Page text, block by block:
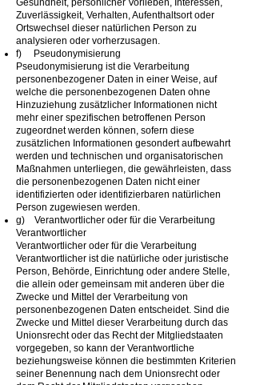
Gesundheit, persönlicher Vorlieben, Interessen,
Zuverlässigkeit, Verhalten, Aufenthaltsort oder
Ortswechsel dieser natürlichen Person zu
analysieren oder vorherzusagen.
f) Pseudonymisierung
Pseudonymisierung ist die Verarbeitung
personenbezogener Daten in einer Weise, auf
welche die personenbezogenen Daten ohne
Hinzuziehung zusätzlicher Informationen nicht
mehr einer spezifischen betroffenen Person
zugeordnet werden können, sofern diese
zusätzlichen Informationen gesondert aufbewahrt
werden und technischen und organisatorischen
Maßnahmen unterliegen, die gewährleisten, dass
die personenbezogenen Daten nicht einer
identifizierten oder identifizierbaren natürlichen
Person zugewiesen werden.
g) Verantwortlicher oder für die Verarbeitung
Verantwortlicher
Verantwortlicher oder für die Verarbeitung
Verantwortlicher ist die natürliche oder juristische
Person, Behörde, Einrichtung oder andere Stelle,
die allein oder gemeinsam mit anderen über die
Zwecke und Mittel der Verarbeitung von
personenbezogenen Daten entscheidet. Sind die
Zwecke und Mittel dieser Verarbeitung durch das
Unionsrecht oder das Recht der Mitgliedstaaten
vorgegeben, so kann der Verantwortliche
beziehungsweise können die bestimmten Kriterien
seiner Benennung nach dem Unionsrecht oder